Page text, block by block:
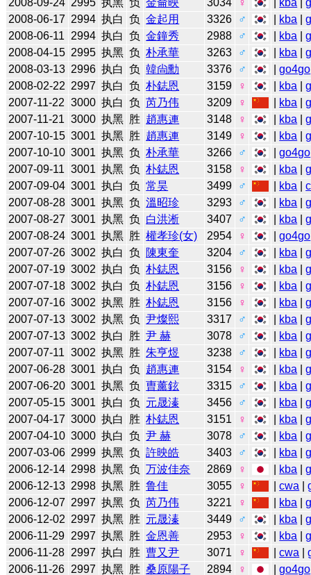
2008-06-17 2994 执白 负 金起用 3326 ♂ kba |
2008-06-11
2994 执白 负 金鐘秀 2988 ♂ kba |
2008-04-15 2995 执黑 负 朴承華 3263 ♂ kba |
2008-03-13 2996 执白 负 韓尙勳 3376 ♂ |go4go
2008-02-22 2997 执白 负 朴鋕恩 3159 ♀ kba |
2007-11-22 3000 执白 负 芮乃伟 3209 ♀ kba |
2007-11-21 3000 执黑 胜 趙惠連 3148 ♀ kba |
2007-10-15 3001 执黑 胜 趙惠連 3149 ♀ kba |
2007-10-10 3001 执黑 负 朴承華 3266 ♂ |go4go
2007-09-11 3001 执黑 负 朴鋕恩 3158 ♀ kba |
2007-09-04 3001 执白 负 常昊 3499 ♂ kba |
2007-08-28 3001 执黑 负 溫昭珍 3293 ♂ kba |
2007-08-27 3001 执黑 负 白洪淅 3407 ♂ kba |
2007-08-24 3001 执黑 胜 權孝珍(女) 2954 ♀ |go4go
2007-07-26 3002 执白 负 陳東奎 3204 ♂ kba |
2007-07-19 3002 执白 负 朴鋕恩 3156 ♀ kba |
2007-07-18 3002 执白 负 朴鋕恩 3156 ♀ kba |
2007-07-16 3002 执黑 胜 朴鋕恩 3156 ♀ kba |
2007-07-13 3002 执黑 负 尹燦熙 3317 ♂ kba |
2007-07-13 3002 执白 胜 尹 赫 3078 ♂ kba |
2007-07-11 3002 执黑 胜 朱亨煜 3238 ♂ kba |
2007-06-28 3001 执白 负 趙惠連 3154 ♀ kba |
2007-06-20 3001 执黑 负 曺薰鉉 3315 ♂ kba |
2007-05-15 3001 执白 负 元晟溱 3456 ♂ kba |
2007-04-17 3000 执白 胜 朴鋕恩 3151 ♀ kba |
2007-04-10 3000 执白 负 尹 赫 3078 ♂ kba |
2007-03-06 2999 执黑 负 許映皓 3403 ♂ kba |
2006-12-14 2998 执黑 负 万波佳奈 2869 ♀ kba |
2006-12-13 2998 执黑 胜 鲁佳 3055 ♀ |cwa |
2006-12-07 2997 执黑 负 芮乃伟 3221 ♀ kba |
2006-12-02 2997 执黑 胜 元晟溱 3449 ♂ kba |
2006-11-29 2997 执黑 胜 金恩善 2953 ♀ kba |
2006-11-28 2997 执白 胜 曹又尹 3071 ♀ |cwa |
2006-11-26 2997 执黑 胜 桑原陽子 2894 ♀ |go4go